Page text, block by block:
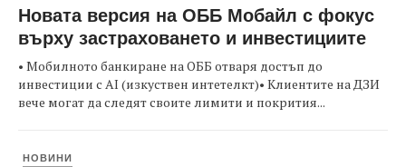
Новата версия на ОББ Мобайл с фокус
върху застраховането и инвестициите
• Мобилното банкиране на ОББ отваря достъп до
инвестиции с AI (изкуствен интетелкт)• Клиентите на ДЗИ
вече могат да следят своите лимити и покрития...
НОВИНИ